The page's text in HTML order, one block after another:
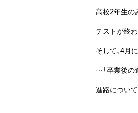
高校2年生の
テストが終
そして、4月
…「卒業後の
進路につい